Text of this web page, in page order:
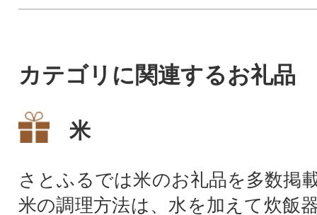
カテゴリに関連するお礼品
米
さとふるでは米のお礼品を多数掲
米の調理方法は、水を加えて炊飯